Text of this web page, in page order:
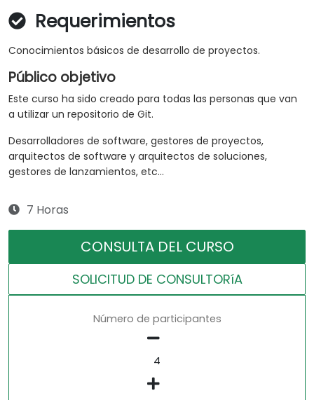
Requerimientos
Conocimientos básicos de desarrollo de proyectos.
Público objetivo
Este curso ha sido creado para todas las personas que van
a utilizar un repositorio de Git.
Desarrolladores de software, gestores de proyectos,
arquitectos de software y arquitectos de soluciones,
gestores de lanzamientos, etc...
7 Horas
CONSULTA DEL CURSO
SOLICITUD DE CONSULTORíA
Número de participantes